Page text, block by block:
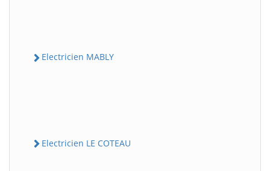
Electricien MABLY
Electricien LE COTEAU